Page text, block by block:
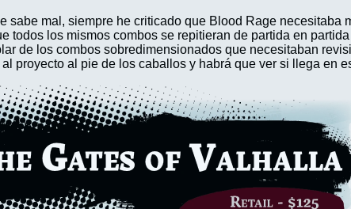
sabe mal, siempre he criticado que Blood Rage
todos los mismos combos se repitieran de partida en
de los combos sobredimensionados que necesitaban
proyecto al pie de los caballos y habrá que ver si llega en